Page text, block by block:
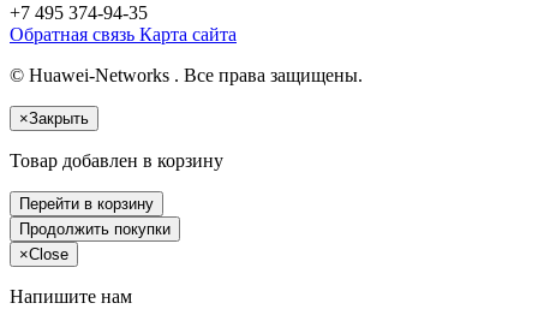
+7 495 374-94-35
Обратная связь Карта сайта
© Huawei-Networks . Все права защищены.
×Закрыть
Товар добавлен в корзину
Перейти в корзину
Продолжить покупки
×Close
Напишите нам